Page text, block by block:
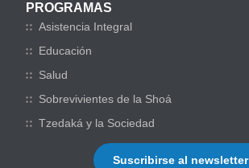
PROGRAMAS
Asistencia Integral
Educación
Salud
Sobrevivientes de la Shoá
Tzedaká y la Sociedad
Suscribirse al newsletter